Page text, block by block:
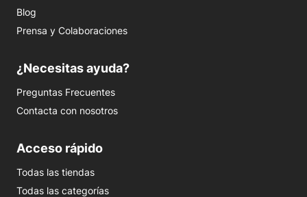
Blog
Prensa y Colaboraciones
¿Necesitas ayuda?
Preguntas Frecuentes
Contacta con nosotros
Acceso rápido
Todas las tiendas
Todas las categorías